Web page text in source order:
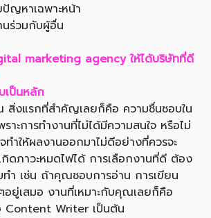
ปัญหาเฉพาะหน้า
นร่วมกับผู้อื่น
marketing agency ให้ได้บริษัทที่ดี
เป็นหลัก
สิ่งแรกที่สำคัญเลยก็คือ ความชื่นชอบใน
าะการทำงานที่ไม่ได้มีความสนใจ หรือไม่
ำให้ผลงานออกมาไม่ดีอย่างที่ควรจะ
กิดภาวะหมดไฟได้ การเลือกงานที่ดี ต้อง
ำ เช่น ถ้าคุณชอบการอ่าน การเขียน
อยู่เสมอ งานที่เหมาะกับคุณเลยก็คือ
Content Writer เป็นต้น